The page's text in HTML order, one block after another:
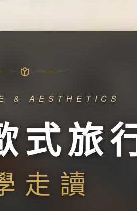
& AESTHETICS
式旅
走讀